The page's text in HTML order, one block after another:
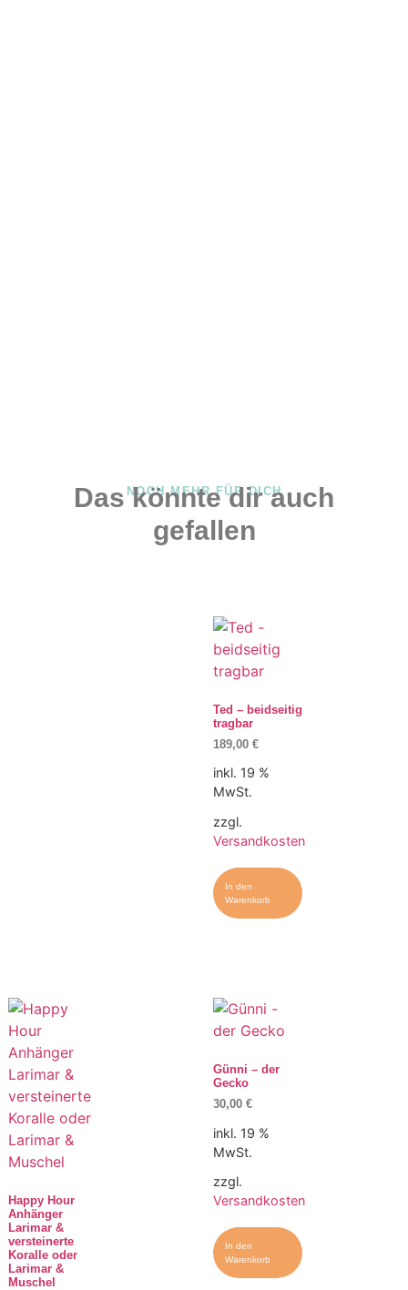
NOCH MEHR FÜR DICH
Das könnte dir auch
gefallen
Ted – beidseitig
tragbar
189,00 €
inkl. 19 %
MwSt.
zzgl.
Versandkosten
In den
Warenkorb
Happy Hour
Anhänger
Larimar &
versteinerte
Koralle oder
Larimar &
Muschel
Günni – der
Gecko
30,00 €
inkl. 19 %
MwSt.
zzgl.
Versandkosten
In den
Warenkorb